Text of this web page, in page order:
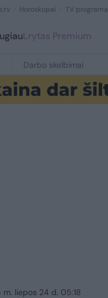
Horoskopai TV programa
Lrytas Premium
Darbo skelbimai
m. liepos 24 d. 05:18